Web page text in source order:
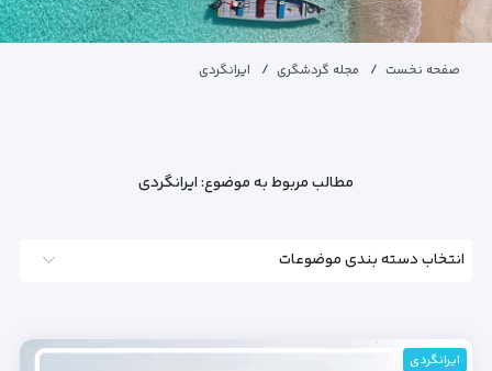
صفحه نخست مجله گردشگری ایرانگردی
مطالب مربوط به موضوع:ایرانگردی
انتخاب دسته بندی موضوعات
ایرانگردی